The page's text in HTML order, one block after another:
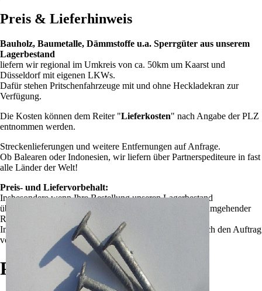
Preis & Lieferhinweis
Bauholz, Baumetalle, Dämmstoffe u.a. Sperrgüter aus unserem
Lagerbestand
liefern wir regional im Umkreis von ca. 50km um Kaarst und
Düsseldorf mit eigenen LKWs.
Dafür stehen Pritschenfahrzeuge mit und ohne Heckladekran zur
Verfügung.
Die Kosten können dem Reiter "Lieferkosten" nach Angabe der PLZ
entnommen werden.
Streckenlieferungen und weitere Entfernungen auf Anfrage.
Ob Balearen oder Indonesien, wir liefern über Partnerspediteure in fast
alle Länder der Welt!
Preis- und Liefervorbehalt:
Insbesondere wenn Ihre Bestellung unseren Lagerbestand
überschreitet, behalten wir uns den Vertragsrücktritt bei umgehender
Rücküberweisung gezahlter Beträge vor.
Im Zweifel können Sie "auf Rechnung" bestellen und sich den Auftrag
vor der Zahlung telefonisch bestätigen lassen.
Passende Produkte